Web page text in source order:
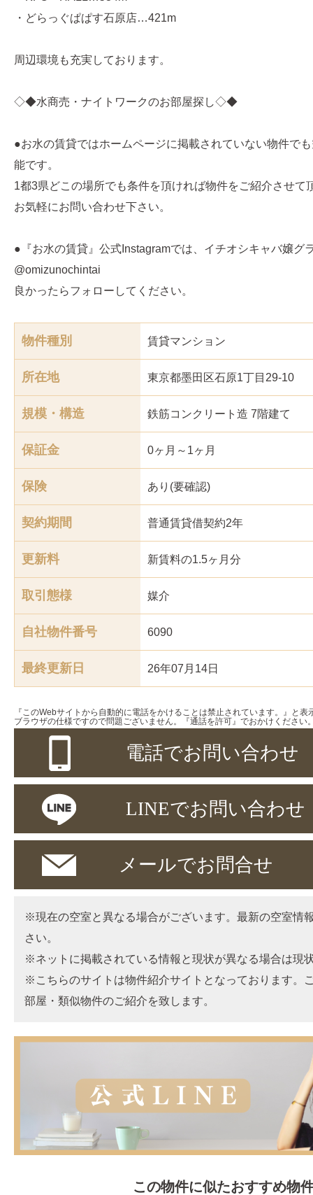
・どらっぐぱぱす石原店…421m
周辺環境も充実しております。
◇◆水商売・ナイトワークのお部屋探し◇◆
●お水の賃貸ではホームページに掲載されていない物件で
能です。
1都3県どこの場所でも条件を頂ければ物件をご紹介させて
お気軽にお問い合わせ下さい。
●『お水の賃貸』公式Instagramでは、イチオシキャバ嬢グ
@omizunochintai
良かったらフォローしてください。
物件種別 賃貸マンション
所在地 東京都墨田区石原1丁目29-10
規模・構造 鉄筋コンクリート造 7階建て
保証金 0ヶ月～1ヶ月
保険 あり(要確認)
契約期間 普通賃貸借契約2年
更新料 新賃料の1.5ヶ月分
取引態様 媒介
自社物件番号 6090
最終更新日 26年07月14日
『このWebサイトから自動的に電話をかけることは禁止されています。』と
ブラウザの仕様ですので問題ございません。『通話を許可』でおかけください
電話でお問い合わせ
LINEでお問い合わせ
メールでお問合せ
※現在の空室と異なる場合がございます。最新の空室情
さい。
※ネットに掲載されている情報と現状が異なる場合は現
※こちらのサイトは物件紹介サイトとなっております。
部屋・類似物件のご紹介を致します。
この物件に似たおすすめ物